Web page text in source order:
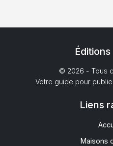
© 2026 - Tous
Votre guide pour
Liens
Maisons